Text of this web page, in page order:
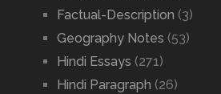
Factual-Description (3)
Geography Notes (53)
Hindi Essays (271)
Hindi Paragraph (26)